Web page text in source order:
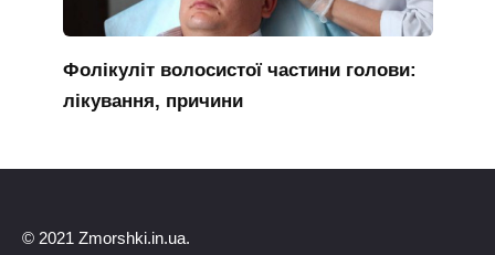
Фолікуліт волосистої частини голови:
лікування, причини
© 2021 Zmorshki.in.ua.